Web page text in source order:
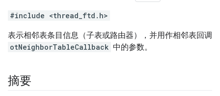
#include <thread_ftd.h>
表示相邻表条目信息（子表或路由器），并用作相邻表回调
otNeighborTableCallback 中的参数。
摘要